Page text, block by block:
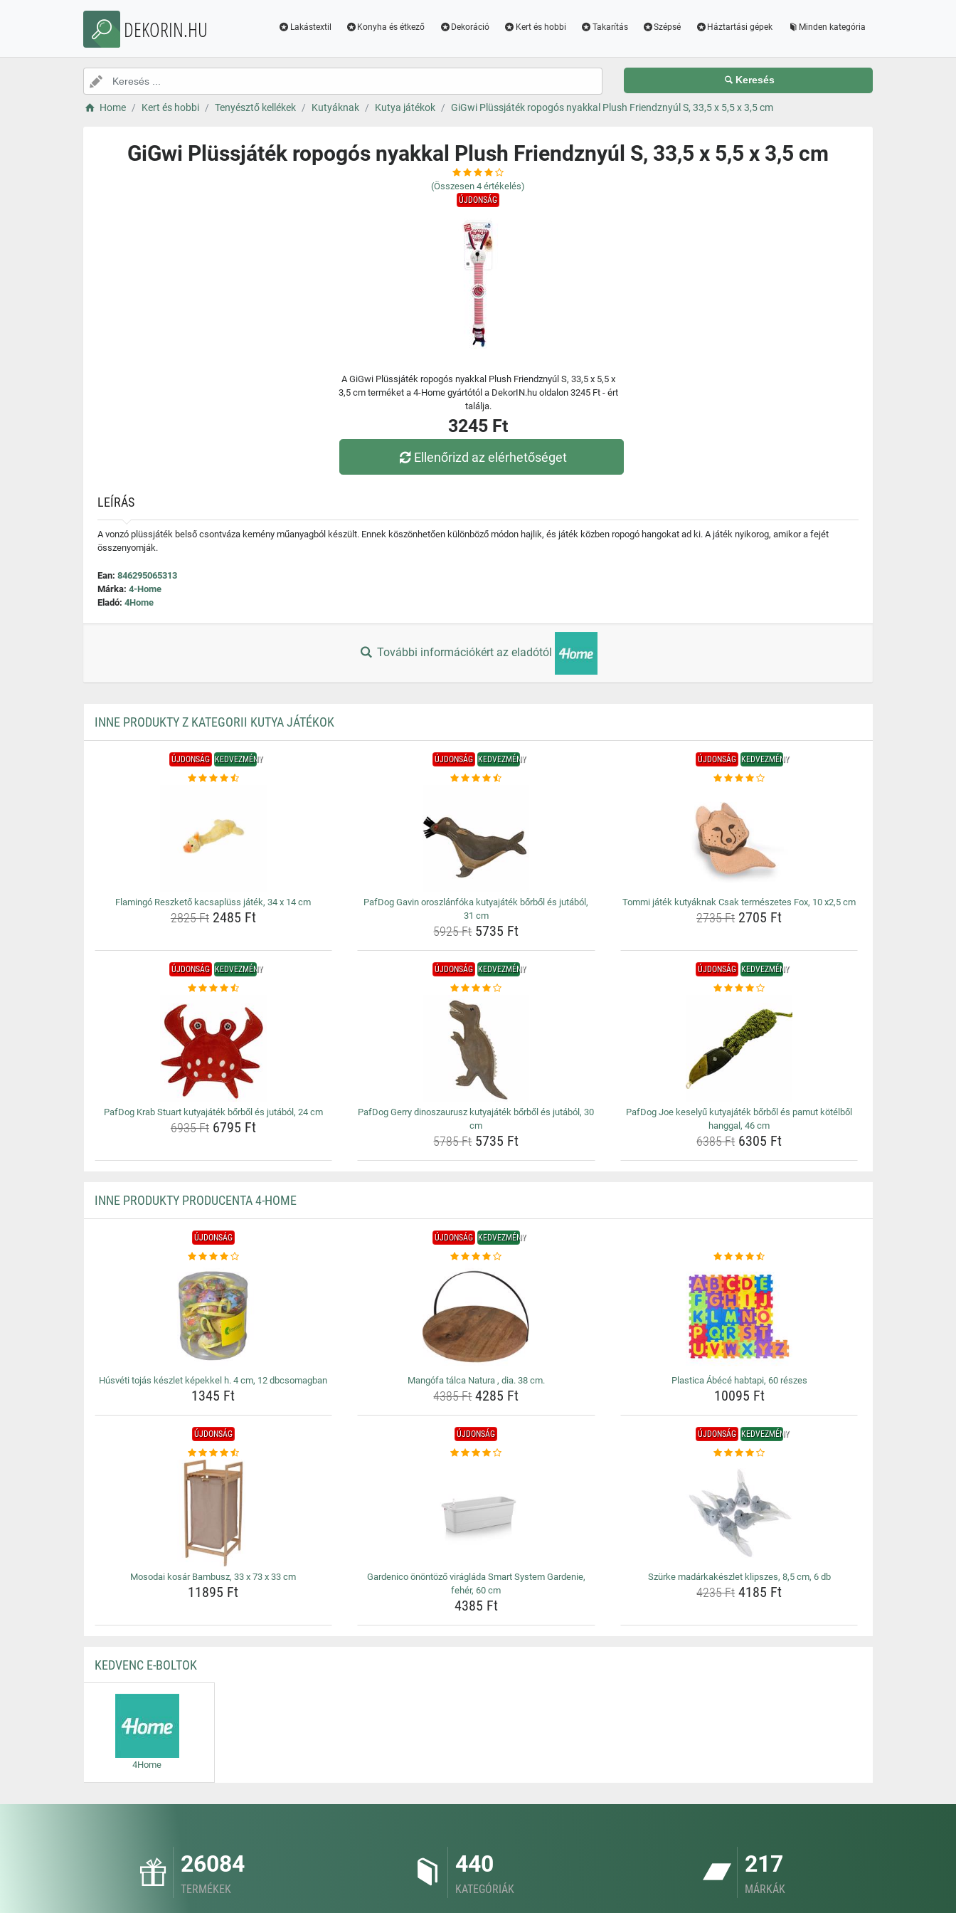
DEKORIN.HU Lakástextil Konyha és étkező Dekoráció Kert és hobbi Takarítás Szépsé Háztartási gépek Minden kategória
Keresés
Home Kert és hobbi Tenyésztő kellékek Kutyáknak Kutya játékok GiGwi Plüssjáték ropogós nyakkal Plush Friendznyúl S, 33,5 x 5,5 x 3,5 cm
GiGwi Plüssjáték ropogós nyakkal Plush Friendznyúl S, 33,5 x 5,5 x 3,5 cm
(Összesen 4 értékelés)
ÚJDONSÁG
A GiGwi Plüssjáték ropogós nyakkal Plush Friendznyúl S, 33,5 x 5,5 x
3,5 cm terméket a 4-Home gyártótól a DekorIN.hu oldalon 3245 Ft - ért
találja.
3245 Ft
Ellenőrizd az elérhetőséget
LEÍRÁS
A vonzó plüssjáték belső csontváza kemény műanyagból készült. Ennek köszönhetően különböző módon hajlik, és játék közben ropogó hangokat ad ki. A játék nyikorog, amikor a fejét
összenyomják.
Ean: 846295065313
Márka: 4-Home
Eladó: 4Home
További információkért az eladótól
INNE PRODUKTY Z KATEGORII KUTYA JÁTÉKOK
ÚJDONSÁG KEDVEZMÉNY
Flamingó Reszkető kacsaplüss játék, 34 x 14 cm
2825 Ft2485 Ft
ÚJDONSÁG KEDVEZMÉNY
PafDog Gavin oroszlánfóka kutyajáték bőrből és jutából,
31 cm
5925 Ft5735 Ft
ÚJDONSÁG KEDVEZMÉNY
Tommi játék kutyáknak Csak természetes Fox, 10 x2,5 cm
2735 Ft 2705 Ft
ÚJDONSÁG KEDVEZMÉNY
PafDog Krab Stuart kutyajáték bőrből és jutából, 24 cm
6935 Ft6795 Ft
ÚJDONSÁG KEDVEZMÉNY
PafDog Gerry dinoszaurusz kutyajáték bőrből és jutából, 30
cm
5785 Ft5735 Ft
ÚJDONSÁG KEDVEZMÉNY
PafDog Joe keselyű kutyajáték bőrből és pamut kötélből
hanggal, 46 cm
6385 Ft 6305 Ft
INNE PRODUKTY PRODUCENTA 4-HOME
ÚJDONSÁG
Húsvéti tojás készlet képekkel h. 4 cm, 12 dbcsomagban
1345 Ft
ÚJDONSÁG KEDVEZMÉNY
Mangófa tálca Natura , dia. 38 cm.
4385 Ft4285 Ft
Plastica Ábécé habtapi, 60 részes
10095 Ft
ÚJDONSÁG
Mosodai kosár Bambusz, 33 x 73 x 33 cm
11895 Ft
ÚJDONSÁG
Gardenico önöntöző virágláda Smart System Gardenie,
fehér, 60 cm
4385 Ft
ÚJDONSÁG KEDVEZMÉNY
Szürke madárkakészlet klipszes, 8,5 cm, 6 db
4235 Ft 4185 Ft
KEDVENC E-BOLTOK
4Home
26084
TERMÉKEK
440
KATEGÓRIÁK
217
MÁRKÁK